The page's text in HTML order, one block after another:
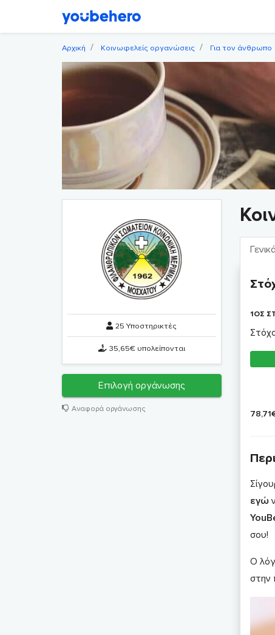
Αρχική Κοινωφελείς οργανώσεις Για τον άνθρωπο
25 Υποστηρικτές
35,65€ υπολείπονται
Επιλογή οργάνωσης
Αναφορά οργάνωσης
1ΟΣ
εγώ
σου!
Ο
στην